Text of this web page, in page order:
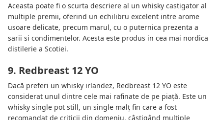
Aceasta poate fi o scurta descriere al un whisky castigator al
multiple premii, oferind un echilibru excelent intre arome
usoare delicate, precum marul, cu o puternica prezenta a
sarii si condimentelor. Acesta este produs in cea mai nordica
distilerie a Scotiei.
9. Redbreast 12 YO
Dacă preferi un whisky irlandez, Redbreast 12 YO este
considerat unul dintre cele mai rafinate de pe piață. Este un
whisky single pot still, un single malț fin care a fost
recomandat de criticii din domeniu, câștigând multiple